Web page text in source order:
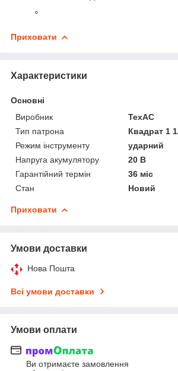
Приховати
Характеристики
Основні
Виробник
ТехАС
Тип патрона
Квадрат 1
Режим інструменту
ударний
Напруга акумулятору
20 В
Гарантійний термін
36 міс
Стан
Новий
Приховати
Умови доставки
Нова Пошта
Всі умови доставки
Умови оплати
Ви отримаєте замовлення